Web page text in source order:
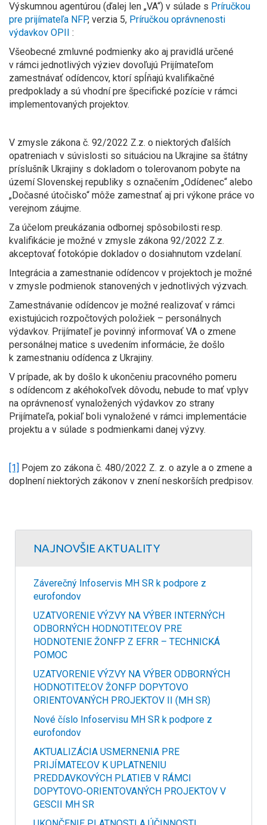
Výskumnou agentúrou (ďalej len „VA“) v súlade s Príručkou
pre prijímateľa NFP, verzia 5, Príručkou oprávnenosti
výdavkov OPII
:
Všeobecné zmluvné podmienky ako aj pravidlá určené
v rámci jednotlivých výziev dovoľujú Prijímateľom
zamestnávať odídencov, ktorí spĺňajú kvalifikačné
predpoklady a sú vhodní pre špecifické pozície v rámci
implementovaných projektov.
V zmysle zákona č. 92/2022 Z.z. o niektorých ďalších
opatreniach v súvislosti so situáciou na Ukrajine sa štátny
príslušník Ukrajiny s dokladom o tolerovanom pobyte na
území Slovenskej republiky s označením „Odídenec“ alebo
„Dočasné útočisko“ môže zamestnať aj pri výkone práce vo
verejnom záujme.
Za účelom preukázania odbornej spôsobilosti resp.
kvalifikácie je možné v zmysle zákona 92/2022 Z.z.
akceptovať fotokópie dokladov o dosiahnutom vzdelaní.
Integrácia a zamestnanie odídencov v projektoch je možné
v zmysle podmienok stanovených v jednotlivých výzvach.
Zamestnávanie odídencov je možné realizovať v rámci
existujúcich rozpočtových položiek – personálnych
výdavkov. Prijímateľ je povinný informovať VA o zmene
personálnej matice s uvedením informácie, že došlo
k zamestnaniu odídenca z Ukrajiny.
V prípade, ak by došlo k ukončeniu pracovného pomeru
s odídencom z akéhokoľvek dôvodu, nebude to mať vplyv
na oprávnenosť vynaložených výdavkov zo strany
Prijímateľa, pokiaľ boli vynaložené v rámci implementácie
projektu a v súlade s podmienkami danej výzvy.
[1]
Pojem zo zákona č. 480/2022 Z. z. o azyle a o zmene a
doplnení niektorých zákonov v znení neskorších predpisov.
NAJNOVŠIE AKTUALITY
Záverečný Infoservis MH SR k podpore z
eurofondov
UZATVORENIE VÝZVY NA VÝBER INTERNÝCH
ODBORNÝCH HODNOTITEĽOV PRE
HODNOTENIE ŽONFP Z EFRR – TECHNICKÁ
POMOC
UZATVORENIE VÝZVY NA VÝBER ODBORNÝCH
HODNOTITEĽOV ŽONFP DOPYTOVO
ORIENTOVANÝCH PROJEKTOV II (MH SR)
Nové číslo Infoservisu MH SR k podpore z
eurofondov
AKTUALIZÁCIA USMERNENIA PRE
PRIJÍMATEĽOV K UPLATNENIU
PREDDAVKOVÝCH PLATIEB V RÁMCI
DOPYTOVO-ORIENTOVANÝCH PROJEKTOV V
GESCII MH SR